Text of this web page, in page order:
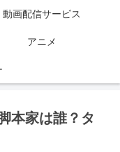
動画配信サービス
アニメ
本家は誰？タ